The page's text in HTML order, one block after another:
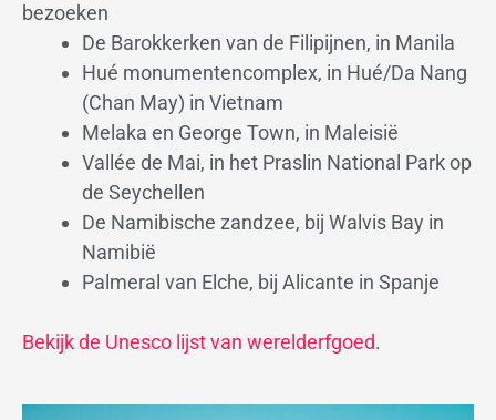
bezoeken
De Barokkerken van de Filipijnen, in Manila
Hué monumentencomplex, in Hué/Da Nang
(Chan May) in Vietnam
Melaka en George Town, in Maleisië
Vallée de Mai, in het Praslin National Park op
de Seychellen
De Namibische zandzee, bij Walvis Bay in
Namibië
Palmeral van Elche, bij Alicante in Spanje
Bekijk de Unesco lijst van werelderfgoed.